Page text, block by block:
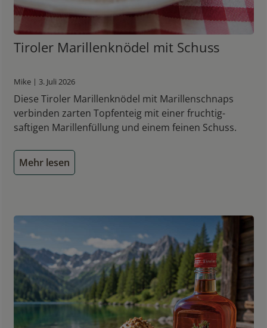
Tiroler Marillenknödel mit Schuss
Mike | 3. Juli 2026
Diese Tiroler Marillenknödel mit Marillenschnaps
verbinden zarten Topfenteig mit einer fruchtig-
saftigen Marillenfüllung und einem feinen Schuss.
Mehr lesen